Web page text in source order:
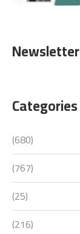
Newsletter
Categories
(680)
(767)
(25)
(216)